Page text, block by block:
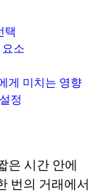
택
소
게 미치는 영향
정
은 시간 안에
번의 거래에서